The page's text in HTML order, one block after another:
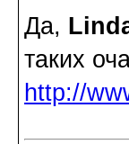
Да,
таких
http://